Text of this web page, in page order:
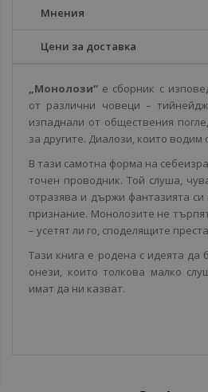
Мнения
Цени за доставка
„Монолози“ е сборник с
от различни човеци –
изпаднали от обществения
за другите. Диалози, които водим
В тази самотна форма на
точен проводник. Той слуша,
отразява и държи фантазията
признание. Монолозите не
– усетят ли го, споделящите
Тази книга е родена с идеята да
онези, които толкова малко
имат да ни казват.